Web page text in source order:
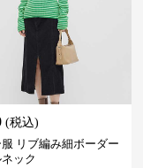
(税込)
リブ編み細ボーダー
ック